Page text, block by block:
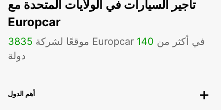
تأجير السيارات في الولايات المتحدة مع
Europcar
3835 موقعًا لشركة Europcar في أكثر من 140
دولة
أهم الدول